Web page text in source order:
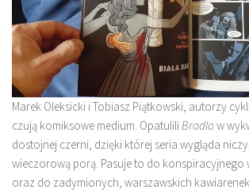
Marek Oleksicki i Tobiasz Piątkowski, autorzy
czują komiksowe medium. OpatuliliBradlaw
dostojnej czerni, dzięki której seria wygląda
wieczorową porą. Pasuje to do konspiracyjnego
oraz do zadymionych, warszawskich